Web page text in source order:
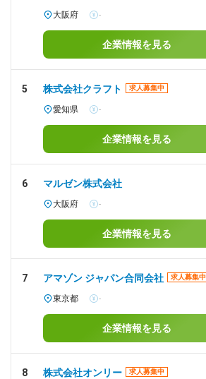
大阪府 -
企業情報を見る
5 株式会社クラフト 求人募集中
愛知県 -
企業情報を見る
6 マルゼン株式会社
大阪府 -
企業情報を見る
7 アマゾン ジャパン合同会社 求人募集中
東京都 -
企業情報を見る
8 株式会社オンリー 求人募集中